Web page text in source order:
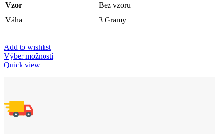
Vzor
Bez vzoru
Váha
3 Gramy
Add to wishlist
Výber možností
Quick view